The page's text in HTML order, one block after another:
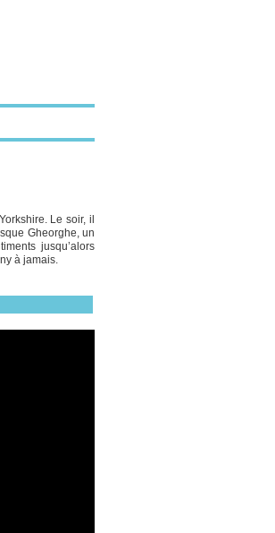
Le soir, il
Gheorghe, un
jusqu’alors
à jamais.